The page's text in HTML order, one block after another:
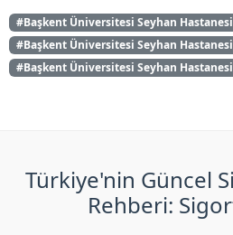
#Başkent Üniversitesi Seyhan Hastanesi
#Başkent Üniversitesi Seyhan
#Başkent Üniversitesi Seyhan
Türkiye'nin Güncel
Rehberi: